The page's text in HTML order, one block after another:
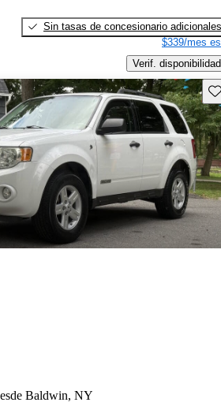
Sin tasas de concesionario adicionales
$339/mes
Verif. disponibilidad
Baldwin, NY